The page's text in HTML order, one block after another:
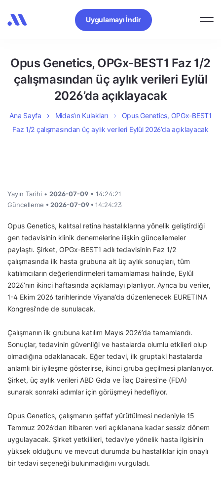
Uygulamayı İndir
Opus Genetics, OPGx-BEST1 Faz 1/2
çalışmasından üç aylık verileri Eylül
2026’da açıklayacak
Ana Sayfa Midas’ın Kulakları
Opus Genetics, OPGx-BEST1
Faz 1/2 çalışmasından üç aylık verileri Eylül 2026’da açıklayacak
Yayın Tarihi • 2026-07-09 • 14:24:21
Güncelleme • 2026-07-09 • 14:24:23
Opus Genetics, kalıtsal retina hastalıklarına yönelik geliştirdiği
gen tedavisinin klinik denemelerine ilişkin güncellemeler
paylaştı. Şirket, OPGx-BEST1 adlı tedavisinin Faz 1/2
çalışmasında ilk hasta grubuna ait üç aylık sonuçları, tüm
katılımcıların değerlendirmeleri tamamlaması halinde, Eylül
2026’nın ikinci haftasında açıklamayı planlıyor. Ayrıca bu veriler,
1-4 Ekim 2026 tarihlerinde Viyana’da düzenlenecek EURETINA
Kongresi’nde de sunulacak.
Çalışmanın ilk grubuna katılım Mayıs 2026’da tamamlandı.
Sonuçlar, tedavinin güvenliği ve hastalarda olumlu etkileri olup
olmadığına odaklanacak. Eğer tedavi, ilk gruptaki hastalarda
anlamlı bir iyileşme gösterirse, ikinci gruba geçilmesi planlanıyor.
Şirket, üç aylık verileri ABD Gıda ve İlaç Dairesi’ne (FDA)
sunarak sonraki adımlar için görüşmeyi hedefliyor.
Opus Genetics, çalışmanın şeffaf yürütülmesi nedeniyle 15
Temmuz 2026’dan itibaren veri açıklanana kadar sessiz dönem
uygulayacak. Şirket yetkilileri, tedaviye yönelik hasta ilgisinin
yüksek olduğunu ve mevcut durumda bu hastalıklar için onaylı
bir tedavi seçeneği bulunmadığını vurguladı.